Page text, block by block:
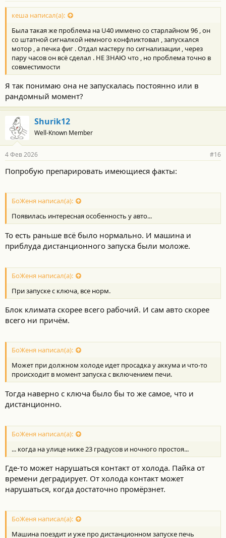
кеша написал(а):
Была такая же проблема на U40 иммено со старлайном 96 , он
со штатной сигналкой немного конфликтовал , запускался
мотор , а печка фиг . Отдал мастеру по сигнализации , через
пару часов он всё сделал . НЕ ЗНАЮ что , но проблема точно в
совместимости
Я так понимаю она не запускалась постоянно или в
рандомный момент?
Shurik12
Well-Known Member
4 Фев 2026 #16
Попробую препарировать имеющиеся факты:
БоЖеня написал(а):
Появилась интересная особенность у авто...
То есть раньше всё было нормально. И машина и
приблуда дистанционного запуска были моложе.
БоЖеня написал(а):
При запуске с ключа, все норм.
Блок климата скорее всего рабочий. И сам авто скорее
всего ни причём.
БоЖеня написал(а):
Может при должном холоде идет просадка у аккума и что-то
происходит в момент запуска с включением печи.
Тогда наверно с ключа было бы то же самое, что и
дистанционно.
БоЖеня написал(а):
... когда на улице ниже 23 градусов и ночного простоя...
Где-то может нарушаться контакт от холода. Пайка от
времени деградирует. От холода контакт может
нарушаться, когда достаточно промёрзнет.
БоЖеня написал(а):
Машина поездит и уже про дистанционном запуске печь